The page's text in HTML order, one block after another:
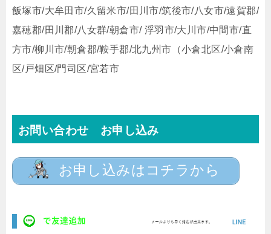
飯塚市/大牟田市/久留米市/田川市/筑後市/八女市/遠賀郡/
嘉穂郡/田川郡/八女群/朝倉市/ 浮羽市/大川市/中間市/直
方市/柳川市/朝倉郡/鞍手郡/北九州市（小倉北区/小倉南
区/戸畑区/門司区/宮若市
お問い合わせ お申し込み
お申し込みはコチラから